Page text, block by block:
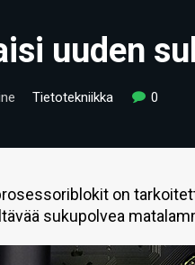
uuden
Tietotekniikka 0
on
sukupolvea